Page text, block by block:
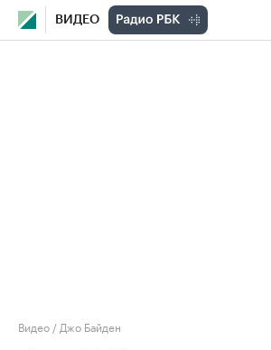
ВИДЕО
Видео / Джо Байден